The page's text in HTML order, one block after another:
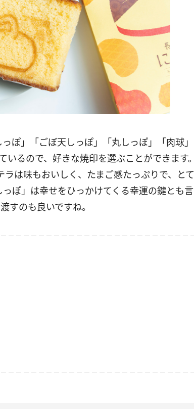
ぽ」「ごぼ天しっぽ」「丸しっぽ」「肉球」
るので、 好きな焼印を選ぶことができます。︎
は味もおいしく、 たまご感たっぷりで、とて
ぽ」 は幸せをひっかけてくる幸運の鍵とも言
すのも良いですね。